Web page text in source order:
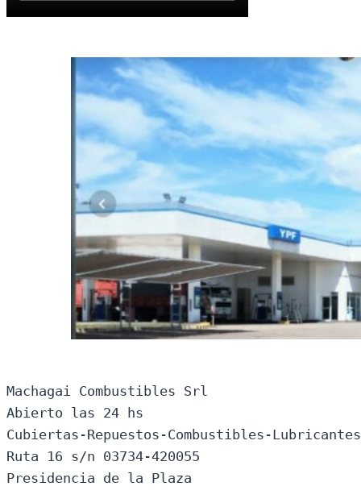
Machagai Combustibles Srl
Abierto las 24 hs
Cubiertas-Repuestos-Combustibles-
Ruta 16 s/n 03734-420055
Presidencia de la Plaza